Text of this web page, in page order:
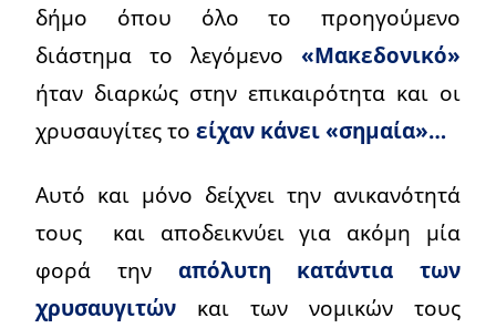
δήμο όπου όλο το προηγούμενο
διάστημα το λεγόμενο «Μακεδονικό»
ήταν διαρκώς στην επικαιρότητα και οι
χρυσαυγίτες το είχαν κάνει «σημαία»…
Αυτό και μόνο δείχνει την ανικανότητά
τους και αποδεικνύει για ακόμη μία
φορά την απόλυτη κατάντια των
χρυσαυγιτών και των νομικών τους